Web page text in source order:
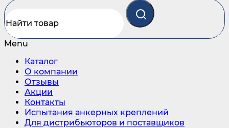
Menu
Каталог
О компании
Отзывы
Акции
Контакты
Испытания анкерных креплений
Для дистрибьюторов и поставщиков